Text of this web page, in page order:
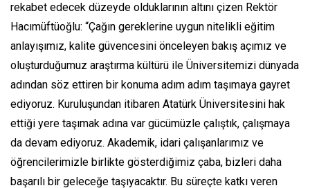
rekabet edecek düzeyde olduklarının altını çizen Rektör
Hacımüftüoğlu: “Çağın gereklerine uygun nitelikli eğitim
anlayışımız, kalite güvencesini önceleyen bakış açımız ve
oluşturduğumuz araştırma kültürü ile Üniversitemizi dünyada
adından söz ettiren bir konuma adım adım taşımaya gayret
ediyoruz. Kuruluşundan itibaren Atatürk Üniversitesini hak
ettiği yere taşımak adına var gücümüzle çalıştık, çalışmaya
da devam ediyoruz. Akademik, idari çalışanlarımız ve
öğrencilerimizle birlikte gösterdiğimiz çaba, bizleri daha
başarılı bir geleceğe taşıyacaktır. Bu süreçte katkı veren